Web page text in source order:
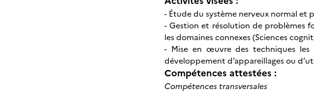
- Étude du système nerveux normal et
- Gestion et résolution de problèmes
les domaines connexes (Sciences
- Mise en œuvre des techniques les
développement d’appareillages ou
Compétences attestées :
Compétences transversales